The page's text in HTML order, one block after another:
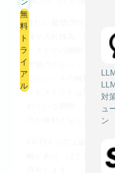
ン
無
料
ト
ラ
イ
ア
ル
対
ュ
ン
ヒストリの期間（15%）
クレジットの種類と組
※ヒストリとは問題な
れている期間。1つの
方が有利となります。
FICOスコアは最低300
幅があり、ほとんどの